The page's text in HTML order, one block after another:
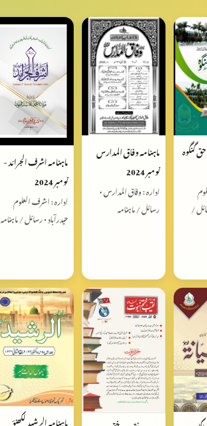
گنگوہ
/
ماہنامہ وفاق المدارس
نومبر 2024
ادارہ : وفاق المدارس •
رسائل / ماہنامہ
ماہنامہ اشرف الجرائد -
نومبر 2024
ادارہ : اشرف العلوم
حیدرآباد • رسائل / ماہنامہ
ماہنامہ الرشید لکھنؤ